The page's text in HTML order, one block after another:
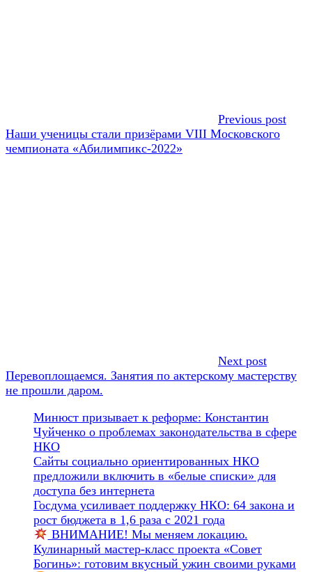
Previous post
Наши ученицы стали призёрами VIII Московского
чемпионата «Абилимпикс-2022»
Next post
Перевоплощаемся. Занятия по актерскому мастерству
не прошли даром.
Минюст призывает к реформе: Константин
Чуйченко о проблемах законодательства в сфере
НКО
Сайты социально ориентированных НКО
предложили включить в «белые списки» для
доступа без интернета
Госдума усиливает поддержку НКО: 64 закона и
рост бюджета в 1,6 раза с 2021 года
ВНИМАНИЕ! Мы меняем локацию.
Кулинарный мастер-класс проекта «Совет
Богинь»: готовим вкусный ужин своими руками